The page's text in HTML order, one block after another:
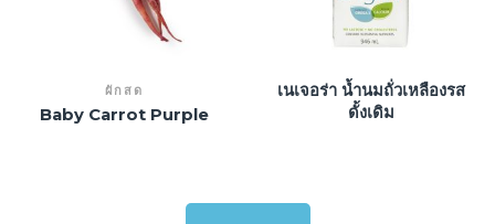
ผักสด
Baby Carrot Purple
เนเจอร่า น้ำนมถั่วเหลืองรส
ดั้งเดิม